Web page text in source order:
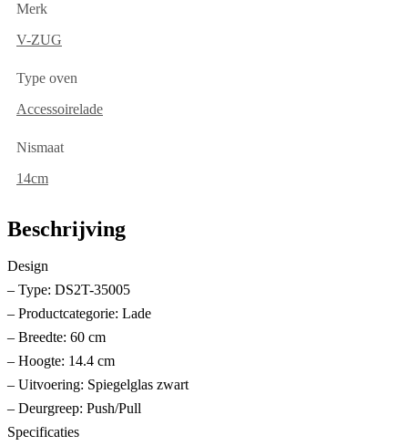
Merk
V-ZUG
Type oven
Accessoirelade
Nismaat
14cm
Beschrijving
Design
– Type: DS2T-35005
– Productcategorie: Lade
– Breedte: 60 cm
– Hoogte: 14.4 cm
– Uitvoering: Spiegelglas zwart
– Deurgreep: Push/Pull
Specificaties